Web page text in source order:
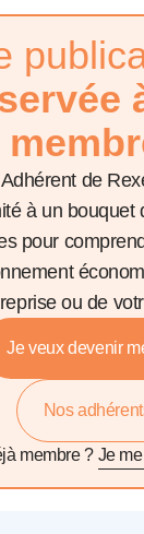
de
à un bouquet
pour
ou de
Je veux devenir
Nos
membre ? Je